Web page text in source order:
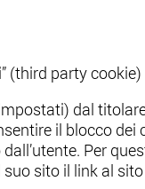
(third party
dal
il blocco
Per
sito il link al